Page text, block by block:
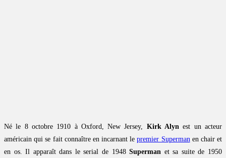
Né le 8 octobre 1910 à Oxford, New Jersey, Kirk Alyn est un acteur
américain qui se fait connaître en incarnant lepremier Superman en chair et
en os. Il apparaît dans le serial de 1948Superman et sa suite de 1950